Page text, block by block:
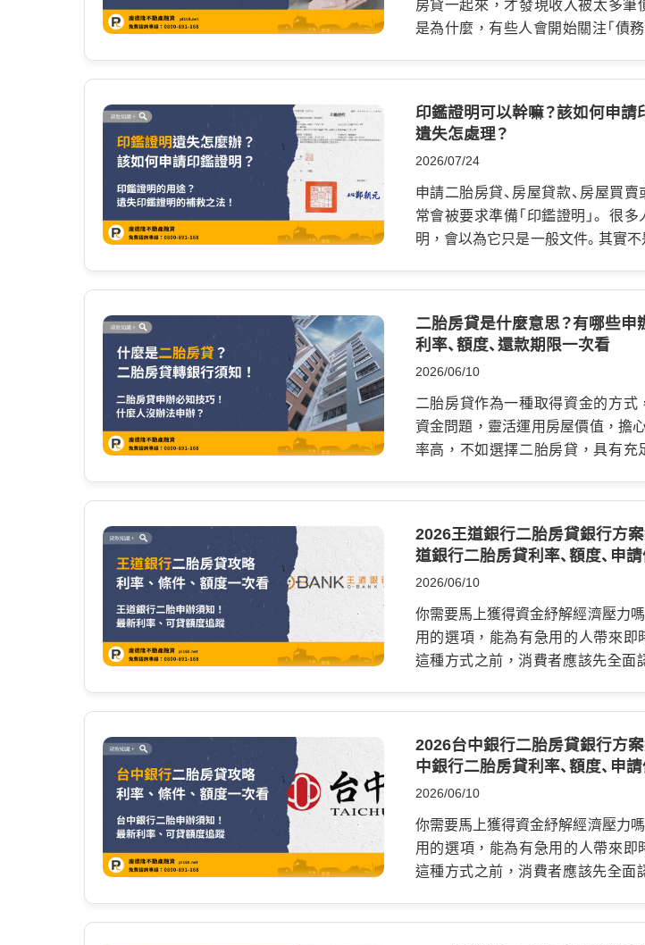
房貸一起來，才發現收入被太多筆
是為什麼，有些人會開始關注「債
付金與還款順序變得更清楚、更好管
月都在忙著繳最低應繳、借新還舊，
務利率最高， 這時候就應該先停下
債務狀況。 債務整合做得好，可以
活慢慢回到正常節奏。 但如果沒
借了一筆錢，反而可能讓負債越滾
整理成比較容易管理的還款方式。
情況包括： 信用卡循環利息越繳越
低應繳金額，剩下沒有繳清的部分
依現行規定，信用卡循環信用
15%， 但即使沒有超過上限，長期
仍會造成很大壓力。 信貸、車貸、
減少，但每月現金流被卡死 這種情
作、有收入，卻因為每個月要繳的債
不足。 到最後，只好繼續刷卡或借
債務換成較低負擔 債務整合的重點
出來，而是要優先處理利率較高、
整合後的月付金降低，還款期限與
分成三種。 第一種：銀行債務整合貸
入穩定，銀行通常會是優先選擇。
用一筆信貸或房貸增貸，把原本的卡
整合掉。 優點是利率相對低，還款
較嚴格。 銀行審核條件： 信用分數、
負債比、工作年資、過去繳款紀錄。
印鑑證明可以幹嘛？該如何申請
遺失怎處理？
2026/07/24
申請二胎房貸、房屋貸款、房屋買
常會被要求準備「印鑑證明」。 很
明，會以為它只是一般文件。其實
涉財產權的流程，印鑑證明更是非
不知道印鑑證明的用途，或隨便交
可能讓自己的房屋被拿去設定抵押、
家庭財產糾紛。 這篇文章會用白話
明是什麼、申請二胎房貸為什麼會
辦，以及如何保管才安全。 印鑑證
你指定的印章登錄建檔。 之後如果
戶政機關就能比對印文是否相符，
明常用在需要確認本人真實意思的場
賣 賣房、買房、移轉所有權時，常
人意思。 抵押權設定 申請房貸、二
他不動產抵押貸款時，若房屋需要
時，也可能需要印鑑證明。 換句話
般收據，也不是普通影本。 它會出
「本人授權」這類重要流程中，因此
何申請印鑑證明？申請前要準備哪
有辦過印鑑登記，第一次通常需要
所辦理。 基本上會準備： …
二胎房貸是什麼意思？有哪些申
利率、額度、還款期限一次看
2026/06/10
二胎房貸作為一種取得資金的方式
資金問題，靈活運用房屋價值，擔
率高，不如選擇二胎房貸，具有充
什麼？又有哪些特點？ 又稱二順位
當房屋已經有第一順位房貸（例如
時，再次向另一家銀行或金融機構
請第二筆貸款。…
2026王道銀行二胎房貸銀行方案
道銀行二胎房貸利率、額度、申
2026/06/10
你需要馬上獲得資金紓解經濟壓力
用的選項，能為有急用的人帶來即
這種方式之前，消費者應該先全面
什麼是王道銀行二胎房貸？ 王道二
已擁有了一筆房屋貸款，仍然在償
筆借貸，這次抵押權排在第二位，
因此又稱為二順位貸款，這種方式
位額度的不足，例如購買更大的房
而準備申請時，需要小心評估風險
2026台中銀行二胎房貸銀行方案
中銀行二胎房貸利率、額度、申
2026/06/10
你需要馬上獲得資金紓解經濟壓力
用的選項，能為有急用的人帶來即
這種方式之前，消費者應該先全面